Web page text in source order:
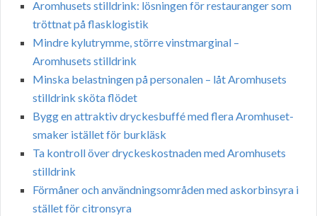
Aromhusets stilldrink: lösningen för restauranger som
tröttnat på flasklogistik
Mindre kylutrymme, större vinstmarginal –
Aromhusets stilldrink
Minska belastningen på personalen – låt Aromhusets
stilldrink sköta flödet
Bygg en attraktiv dryckesbuffé med flera Aromhuset-
smaker istället för burkläsk
Ta kontroll över dryckeskostnaden med Aromhusets
stilldrink
Förmåner och användningsområden med askorbinsyra i
stället för citronsyra